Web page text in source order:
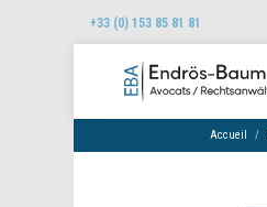
+33 (0) 153 85 81 81
Accueil